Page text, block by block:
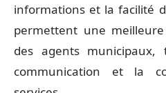
informations et la facilité
permettent une
des agents
communication et la